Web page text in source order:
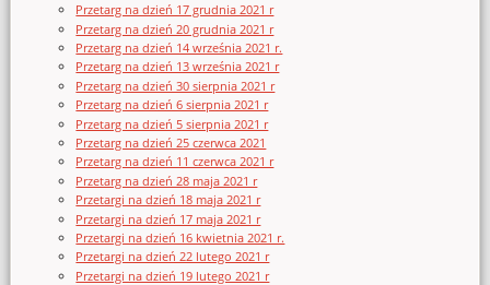
Przetarg na dzień 17 grudnia 2021 r
Przetarg na dzień 20 grudnia 2021 r
Przetarg na dzień 14 września 2021 r.
Przetarg na dzień 13 września 2021 r
Przetarg na dzień 30 sierpnia 2021 r
Przetarg na dzień 6 sierpnia 2021 r
Przetarg na dzień 5 sierpnia 2021 r
Przetarg na dzień 25 czerwca 2021
Przetarg na dzień 11 czerwca 2021 r
Przetarg na dzień 28 maja 2021 r
Przetargi na dzień 18 maja 2021 r
Przetargi na dzień 17 maja 2021 r
Przetargi na dzień 16 kwietnia 2021 r.
Przetargi na dzień 22 lutego 2021 r
Przetargi na dzień 19 lutego 2021 r